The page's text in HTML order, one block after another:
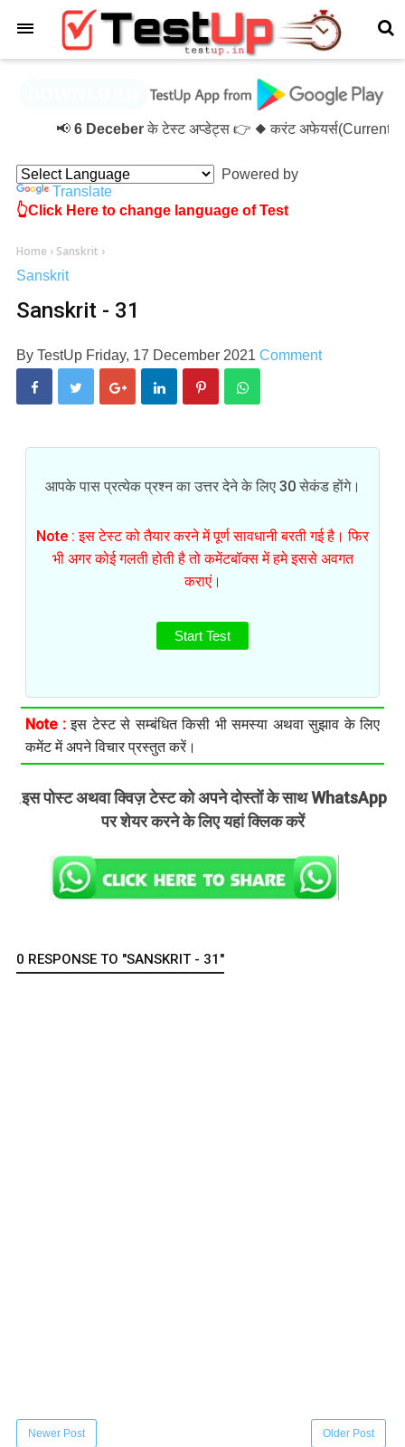
6 Deceberके टेस्ट अप्डेट्स 👉 ◆ करंट अफेयर्स(Current
Powered by
Translate
👆Click Here to change language of Test
Home › Sanskrit ›
Sanskrit
Sanskrit - 31
By TestUp Friday, 17 December 2021 Comment
आपके पास प्रत्येक प्रश्न का उत्तर देने के लिए 30 सेकंड होंगे।
Note : इस टेस्ट को तैयार करने में पूर्ण सावधानी बरती गई है। फिर
भी अगर कोई गलती होती है तो कमेंटबॉक्स में हमे इससे अवगत
कराएं।
Start Test
Note :इस टेस्ट से सम्बंधित किसी भी समस्या अथवा सुझाव के लिए
कमेंट में अपने विचार प्रस्तुत करें।
.इस पोस्ट अथवा क्विज़ टेस्ट को अपने दोस्तों के साथ WhatsApp
पर शेयर करने के लिए यहां क्लिक करें
0 RESPONSE TO "SANSKRIT - 31"
Newer Post Older Post